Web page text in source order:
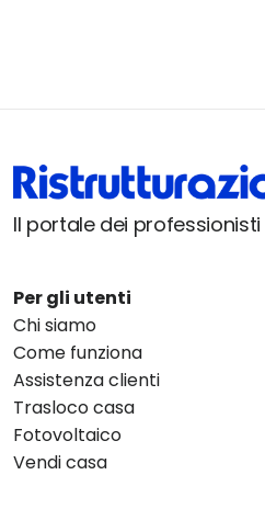
Il portale dei
Per gli utenti
Chi siamo
Come funziona
Assistenza clienti
Trasloco casa
Fotovoltaico
Vendi casa